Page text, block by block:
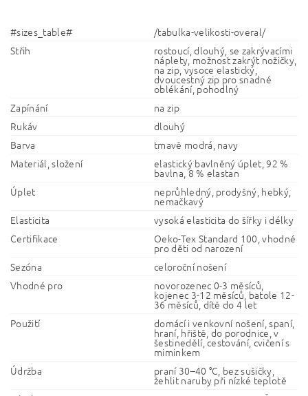
#sizes_table#
/tabulka-velikosti-overal/
Střih
rostoucí, dlouhý, se zakrývacími
náplety, možnost zakrýt nožičky,
na zip, vysoce elastický,
dvoucestný zip pro snadné
oblékání, pohodlný
Zapínání
na zip
Rukáv
dlouhý
Barva
tmavě modrá, navy
Materiál, složení
elastický bavlněný úplet, 92 %
bavlna, 8 % elastan
Úplet
neprůhledný, prodyšný, hebký,
nemačkavý
Elasticita
vysoká elasticita do šířky i délky
Certifikace
Oeko-Tex Standard 100, vhodné
pro děti od narození
Sezóna
celoroční nošení
Vhodné pro
novorozenec 0-3 měsíců,
kojenec 3-12 měsíců, batole 12-
36 měsíců, dítě do 4 let
Použití
domácí i venkovní nošení, spaní,
hraní, hřiště, do porodnice, v
šestinedělí, cestování, cvičení s
miminkem
Údržba
praní 30–40 °C, bez sušičky,
žehlit naruby při nízké teplotě